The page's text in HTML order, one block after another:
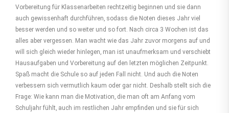
Vorbereitung für Klassenarbeiten rechtzeitig beginnen und sie dann
auch gewissenhaft durchführen, sodass die Noten dieses Jahr viel
besser werden und so weiter und so fort. Nach circa 3 Wochen ist das
alles aber vergessen. Man wacht wie das Jahr zuvor morgens auf und
will sich gleich wieder hinlegen, man ist unaufmerksam und verschiebt
Hausaufgaben und Vorbereitung auf den letzten möglichen Zeitpunkt.
Spaß macht die Schule so auf jeden Fall nicht. Und auch die Noten
verbessern sich vermutlich kaum oder gar nicht. Deshalb stellt sich die
Frage: Wie kann man die Motivation, die man oft am Anfang vom
Schuljahr fühlt, auch im restlichen Jahr empfinden und sie für sich